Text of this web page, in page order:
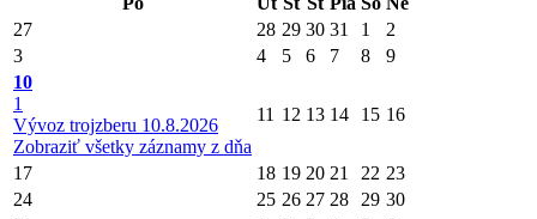
27
28 29 30 31 1
2
3
4 5 6 7 8
9
10
1
Vývoz trojzberu 10.8.2026
Zobraziť všetky záznamy z dňa
11 12 13 14 15 16
17 18 19 20 21 22 23
24
25 26 27 28 29 30